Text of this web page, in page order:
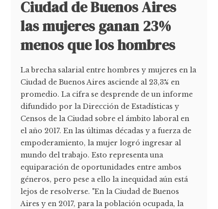
Ciudad de Buenos Aires
las mujeres ganan 23%
menos que los hombres
La brecha salarial entre hombres y mujeres en la
Ciudad de Buenos Aires asciende al 23,3% en
promedio. La cifra se desprende de un informe
difundido por la Dirección de Estadísticas y
Censos de la Ciudad sobre el ámbito laboral en
el año 2017. En las últimas décadas y a fuerza de
empoderamiento, la mujer logró ingresar al
mundo del trabajo. Esto representa una
equiparación de oportunidades entre ambos
géneros, pero pese a ello la inequidad aún está
lejos de resolverse. "En la Ciudad de Buenos
Aires y en 2017, para la población ocupada, la